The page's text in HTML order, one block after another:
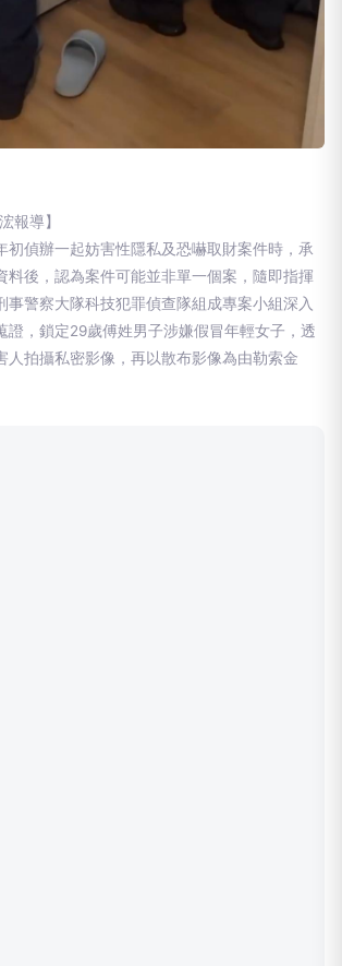
報導】
初偵辦一起妨害性隱私及恐嚇取財案件時，承
料後，認為案件可能並非單一個案，隨即指揮
事警察大隊科技犯罪偵查隊組成專案小組深入
證，鎖定29歲傅姓男子涉嫌假冒年輕女子，透
人拍攝私密影像，再以散布影像為由勒索金